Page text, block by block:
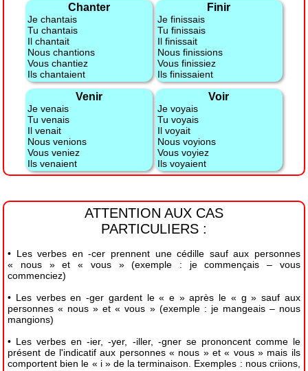
Chanter
Je chantais
Tu chantais
Il chantait
Nous chantions
Vous chantiez
Ils chantaient
Finir
Je finissais
Tu finissais
Il finissait
Nous finissions
Vous finissiez
Ils finissaient
Venir
Je venais
Tu venais
Il venait
Nous venions
Vous veniez
Ils venaient
Voir
Je voyais
Tu voyais
Il voyait
Nous voyions
Vous voyiez
Ils voyaient
ATTENTION AUX CAS
PARTICULIERS :
• Les verbes en -cer prennent une cédille sauf aux personnes
« nous » et « vous » (exemple : je commençais – vous
commenciez)
• Les verbes en -ger gardent le « e » après le « g » sauf aux
personnes « nous » et « vous » (exemple : je mangeais – nous
mangions)
• Les verbes en -ier, -yer, -iller, -gner se prononcent comme le
présent de l'indicatif aux personnes « nous » et « vous » mais ils
comportent bien le « i » de la terminaison. Exemples : nous criions,